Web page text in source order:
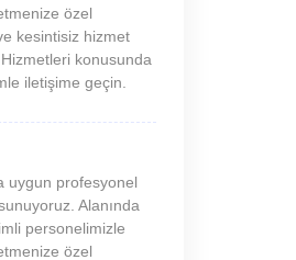
özel
kesintisiz hizmet
konusunda
iletişime geçin.
uygun profesyonel
Alanında
personelimizle
özel